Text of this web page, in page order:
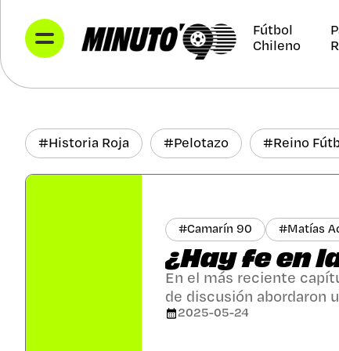
Fútbol
Chileno
#Historia Roja #Pelotazo #Reino
#Camarín 90 #Matías
¿Hay fe en
En el más reciente
de discusión abordaron
renovación que se
2025-05-24